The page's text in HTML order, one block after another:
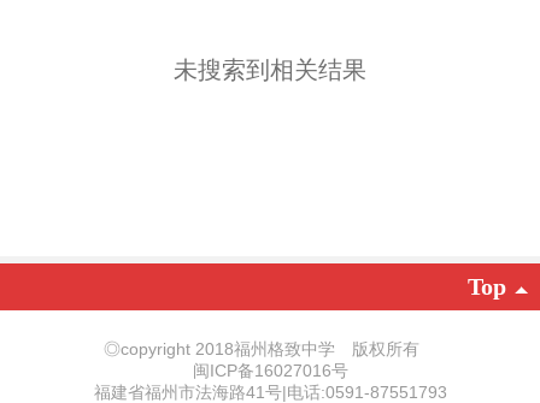
未搜索到相关结果
Top
◎copyright 2018福州格致中学 版权所有
闽ICP备16027016号
福建省福州市法海路41号|电话:0591-87551793